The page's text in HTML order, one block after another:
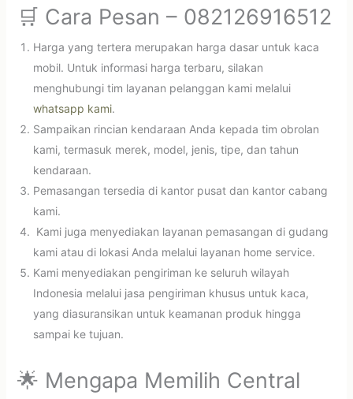
🛒 Cara Pesan – 082126916512
Harga yang tertera merupakan harga dasar untuk kaca
mobil. Untuk informasi harga terbaru, silakan
menghubungi tim layanan pelanggan kami melalui
whatsapp kami.
Sampaikan rincian kendaraan Anda kepada tim obrolan
kami, termasuk merek, model, jenis, tipe, dan tahun
kendaraan.
Pemasangan tersedia di kantor pusat dan kantor cabang
kami.
Kami juga menyediakan layanan pemasangan di gudang
kami atau di lokasi Anda melalui layanan home service.
Kami menyediakan pengiriman ke seluruh wilayah
Indonesia melalui jasa pengiriman khusus untuk kaca,
yang diasuransikan untuk keamanan produk hingga
sampai ke tujuan.
🌟 Mengapa Memilih Central